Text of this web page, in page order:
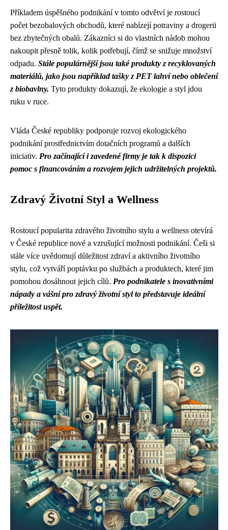
Příkladem úspěšného podnikání v tomto odvětví je rostoucí
počet bezobalových obchodů, které nabízejí potraviny a drogerii
bez zbytečných obalů. Zákazníci si do vlastních nádob mohou
nakoupit přesně tolik, kolik potřebují, čímž se snižuje množství
odpadu. Stále populárnější jsou také produkty z recyklovaných
materiálů, jako jsou například tašky z PET lahví nebo oblečení
z biobavlny. Tyto produkty dokazují, že ekologie a styl jdou
ruku v ruce.
Vláda České republiky podporuje rozvoj ekologického
podnikání prostřednictvím dotačních programů a dalších
iniciativ. Pro začínající i zavedené firmy je tak k dispozici
pomoc s financováním a rozvojem jejich udržitelných projektů.
Zdravý Životní Styl a Wellness
Rostoucí popularita zdravého životního stylu a wellness otevírá
v České republice nové a vzrušující možnosti podnikání. Češi si
stále více uvědomují důležitost zdraví a aktivního životního
stylu, což vytváří poptávku po službách a produktech, které jim
pomohou dosáhnout jejich cílů. Pro podnikatele s inovativními
nápady a vášní pro zdravý životní styl to představuje ideální
příležitost uspět.